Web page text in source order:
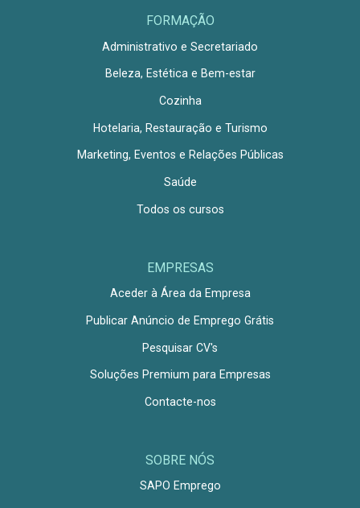
FORMAÇÃO
Administrativo e Secretariado
Beleza, Estética e Bem-estar
Cozinha
Hotelaria, Restauração e Turismo
Marketing, Eventos e Relações Públicas
Saúde
Todos os cursos
EMPRESAS
Aceder à Área da Empresa
Publicar Anúncio de Emprego Grátis
Pesquisar CV's
Soluções Premium para Empresas
Contacte-nos
SOBRE NÓS
SAPO Emprego